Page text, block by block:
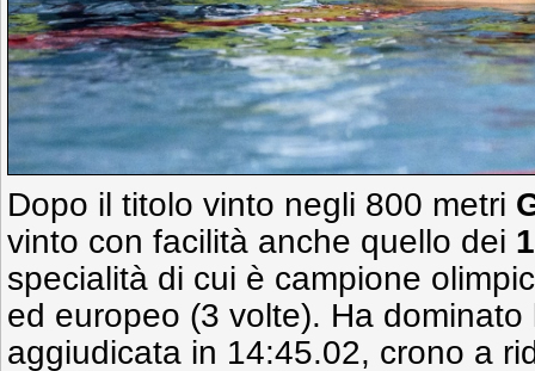
Dopo il titolo vinto negli 800 metri
vinto con facilità anche quello dei
specialità di cui è campione
ed europeo (3 volte). Ha dominato
aggiudicata in 14:45.02, crono a